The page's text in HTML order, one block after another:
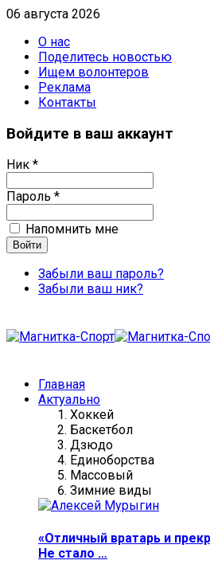
06 августа 2026
О нас
Поделитесь новостью
Ищем волонтеров
Реклама
Контакты
Войдите в ваш аккаунт
Ник *
Пароль *
Напомнить мне
Забыли ваш пароль?
Забыли ваш ник?
Главная
Актуально
Хоккей
Баскетбол
Дзюдо
Единоборства
Массовый
Зимние виды
«Отличный вратарь и
Не стало …